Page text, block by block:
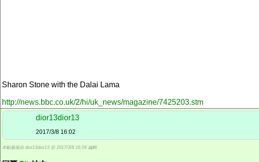
Sharon Stone with the Dalai Lama
http://news.bbc.co.uk/2/hi/uk_news/magazine/7425203.stm
dior13dior13
2017/3/8 16:02
本帖最後由 dior13dior13 於 2017/3/8 16:04 編輯